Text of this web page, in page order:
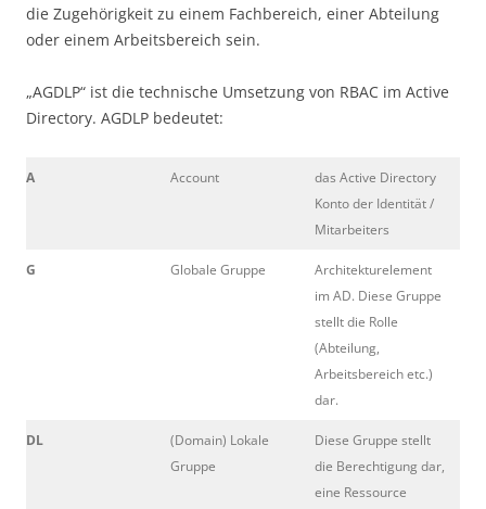
die Zugehörigkeit zu einem Fachbereich, einer Abteilung
oder einem Arbeitsbereich sein.
„AGDLP“ ist die technische Umsetzung von RBAC im Active
Directory. AGDLP bedeutet:
A Account
das Active Directory
Konto der Identität /
Mitarbeiters
G Globale Gruppe
Architekturelement
im AD. Diese Gruppe
stellt die Rolle
(Abteilung,
Arbeitsbereich etc.)
dar.
DL
(Domain) Lokale
Gruppe
Diese Gruppe stellt
die Berechtigung dar,
eine Ressource